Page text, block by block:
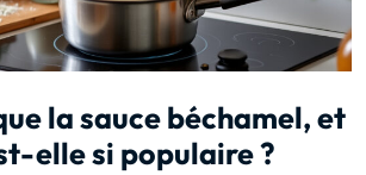
la sauce béchamel, et
elle si populaire ?